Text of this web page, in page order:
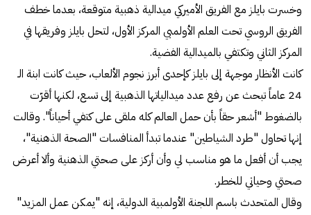
وخسرت بايلز مع الفريق الأميركي ميدالية ذهبية متوقعة، بعدما خطف
الفريق الروسي تحت العلم الأولمبي المركز الأول، لتحل بايلز وفريقها في
المركز الثاني وتكتفي بالميدالية الفضية.
كانت الأنظار موجهة إلى بايلز كإحدى أبرز نجوم الألعاب، حيث كانت ابنة الـ
24 عاماً تبحث عن رفع عدد ميدالياتها الذهبية إلى تسع، لكنها أقرّت
بالضغوط "أشعر حقاً بأن حمل العالم كله ملقى على كتفي أحياناً". وقالت
إنها تحاول "طرد الشياطين" عندما تبدأ المنافسات "الصحة الذهنية"،
يجب أن أفعل ما هو مناسب لي وأن أركز على صحتي الذهنية وألا أعرض
صحتي وحياتي للخطر.
وقال المتحدث باسم اللجنة الأولمبية الدولية، إنه "يمكن عمل المزيد"